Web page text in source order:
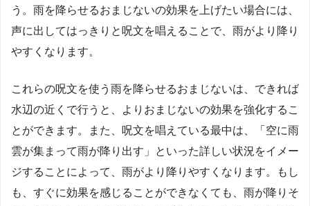
う。雨を降らせるおまじないの効果を上げたい場合には、
声に出してはっきりと呪文を唱えることで、雨がより降り
やすくなります。
これらの呪文を使う雨を降らせるおまじないは、できれば
水辺の近くで行うと、よりおまじないの効果を強化するこ
とができます。また、呪文を唱えている最中は、「空に雨
雲が集まって雨が降り出す」といった詳しい状況をイメー
ジすることによって、雨がより降りやすくなります。もし
も、すぐに効果を感じることができなくても、雨が降りそ